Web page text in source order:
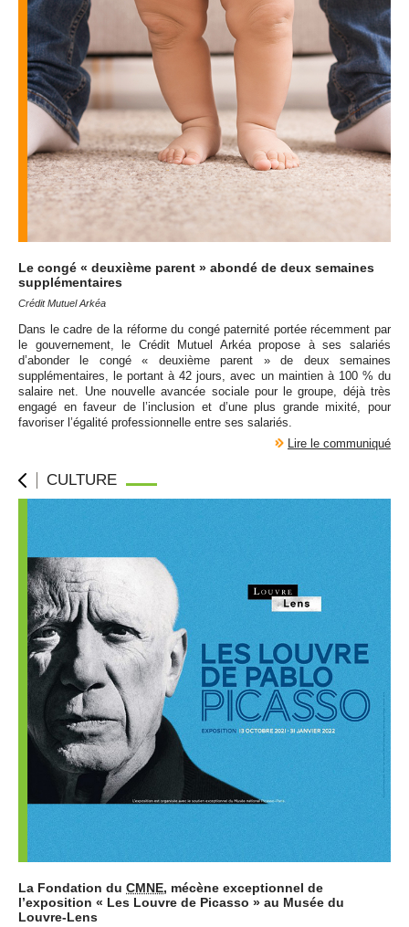
Le congé « deuxième parent » abondé de deux semaines
supplémentaires
Crédit Mutuel Arkéa
Dans le cadre de la réforme du congé paternité portée récemment par
le gouvernement, le Crédit Mutuel Arkéa propose à ses salariés
d’abonder le congé « deuxième parent » de deux semaines
supplémentaires, le portant à 42 jours, avec un maintien à 100 % du
salaire net. Une nouvelle avancée sociale pour le groupe, déjà très
engagé en faveur de l’inclusion et d’une plus grande mixité, pour
favoriser l’égalité professionnelle entre ses salariés.
Lire le communiqué
CULTURE
La Fondation du CMNE, mécène exceptionnel de
l’exposition « Les Louvre de Picasso » au Musée du
Louvre-Lens